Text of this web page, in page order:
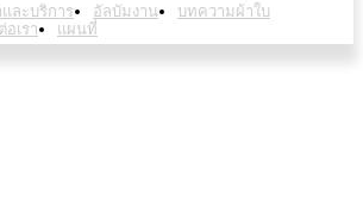
ละบริการ อัลบัมงาน
บทความผ้าใบ
อเรา แผนที่